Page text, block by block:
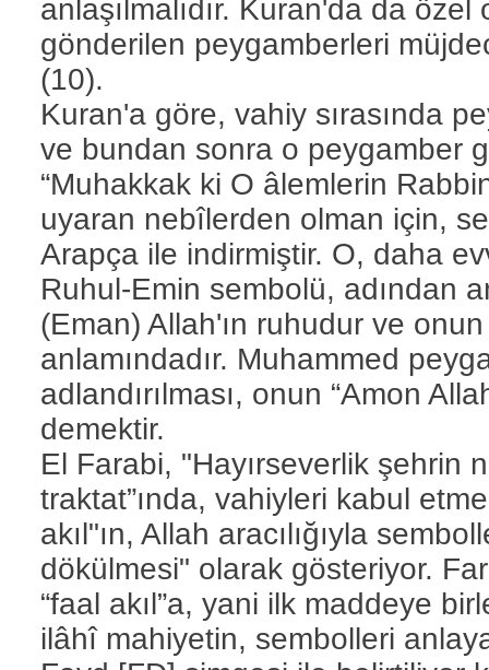
anlaşılmalıdır. Kuran'da da
gönderilen peygamberleri
(10).
Kuran'a göre, vahiy sırasında
ve bundan sonra o peygamber
“Muhakkak ki O âlemlerin
uyaran nebîlerden olman için,
Arapça ile indirmiştir. O, daha
Ruhul-Emin sembolü, adından
(Eman) Allah'ın ruhudur ve
anlamındadır. Muhammed
adlandırılması, onun “Amon
demektir.
El Farabi, "Hayırseverlik şehrin
traktat”ında, vahiyleri kabul
akıl"ın, Allah aracılığıyla
dökülmesi" olarak gösteriyor.
“faal akıl”a, yani ilk maddeye
ilâhî mahiyetin, sembolleri